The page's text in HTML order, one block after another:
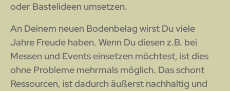
oder Bastelideen umsetzen.
An Deinem neuen Bodenbelag wirst Du viele
Jahre Freude haben. Wenn Du diesen z.B. bei
Messen und Events einsetzen möchtest, ist dies
ohne Probleme mehrmals möglich. Das schont
Ressourcen, ist dadurch äußerst nachhaltig und